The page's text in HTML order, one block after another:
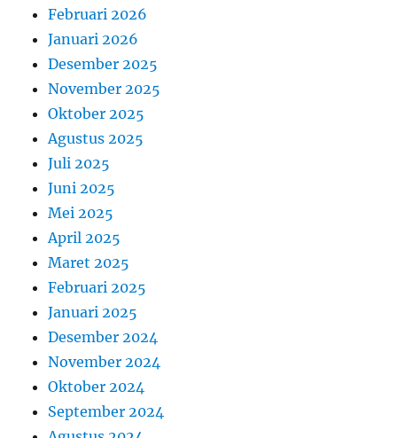
Februari 2026
Januari 2026
Desember 2025
November 2025
Oktober 2025
Agustus 2025
Juli 2025
Juni 2025
Mei 2025
April 2025
Maret 2025
Februari 2025
Januari 2025
Desember 2024
November 2024
Oktober 2024
September 2024